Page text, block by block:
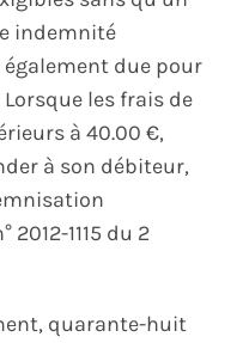
indemnité
due pour
les frais de
à 40.00 €,
à son débiteur,
1115 du 2
quarante-huit